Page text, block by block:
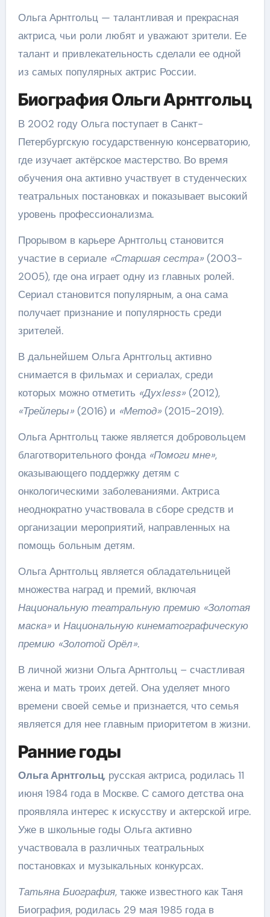
Ольга Арнтгольц — талантливая и прекрасная
актриса, чьи роли любят и уважают зрители. Ее
талант и привлекательность сделали ее одной
из самых популярных актрис России.
Биография Ольги Арнтгольц
В 2002 году Ольга поступает в Санкт-
Петербургскую государственную консерваторию,
где изучает актёрское мастерство. Во время
обучения она активно участвует в студенческих
театральных постановках и показывает высокий
уровень профессионализма.
Прорывом в карьере Арнтгольц становится
участие в сериале «Старшая сестра»(2003-
2005), где она играет одну из главных ролей.
Сериал становится популярным, а она сама
получает признание и популярность среди
зрителей.
В дальнейшем Ольга Арнтгольц активно
снимается в фильмах и сериалах, среди
которых можно отметить «Духless»(2012),
«Трейлеры»(2016) и «Метод»(2015-2019).
Ольга Арнтгольц также является добровольцем
благотворительного фонда «Помоги мне»,
оказывающего поддержку детям с
онкологическими заболеваниями. Актриса
неоднократно участвовала в сборе средств и
организации мероприятий, направленных на
помощь больным детям.
Ольга Арнтгольц является обладательницей
множества наград и премий, включая
Национальную театральную премию «Золотая
маска»и Национальную кинематографическую
премию «Золотой Орёл».
В личной жизни Ольга Арнтгольц – счастливая
жена и мать троих детей. Она уделяет много
времени своей семье и признается, что семья
является для нее главным приоритетом в жизни.
Ранние годы
Ольга Арнтгольц, русская актриса, родилась 11
июня 1984 года в Москве. С самого детства она
проявляла интерес к искусству и актерской игре.
Уже в школьные годы Ольга активно
участвовала в различных театральных
постановках и музыкальных конкурсах.
Татьяна Биография, также известного как Таня
Биография, родилась 29 мая 1985 года в